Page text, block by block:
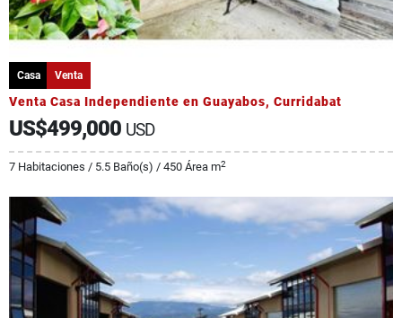
Casa Venta
Venta Casa Independiente en Guayabos, Curridabat
US$499,000 USD
7 Habitaciones / 5.5 Baño(s) / 450 Área m2